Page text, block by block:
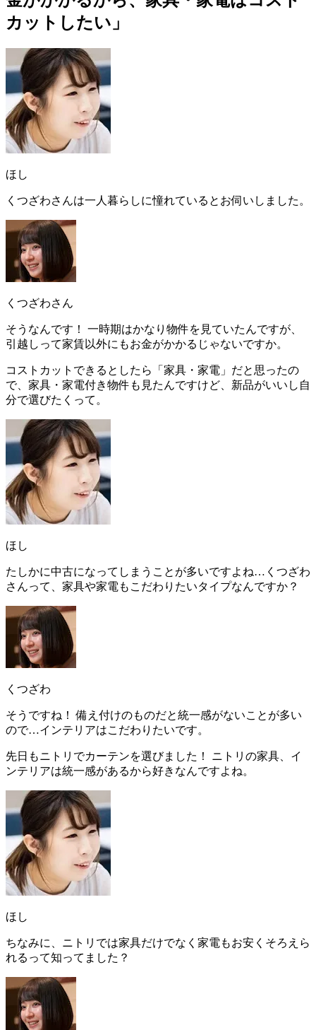
カットしたい」
ほし
くつざわさんは一人暮らしに憧れているとお伺いしました。
くつざわさん
そうなんです！ 一時期はかなり物件を見ていたんですが、
引越しって家賃以外にもお金がかかるじゃないですか。
コストカットできるとしたら「家具・家電」だと思ったの
で、家具・家電付き物件も見たんですけど、新品がいいし自
分で選びたくって。
ほし
たしかに中古になってしまうことが多いですよね…くつざわ
さんって、家具や家電もこだわりたいタイプなんですか？
くつざわ
そうですね！ 備え付けのものだと統一感がないことが多い
ので…インテリアはこだわりたいです。
先日もニトリでカーテンを選びました！ ニトリの家具、イ
ンテリアは統一感があるから好きなんですよね。
ほし
ちなみに、ニトリでは家具だけでなく家電もお安くそろえら
れる って知ってました？